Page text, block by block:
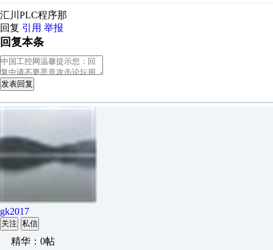
汇川PLC程序那
回复 引用 举报
回复本条
发表回复
gk2017
关注 私信
精华：0帖